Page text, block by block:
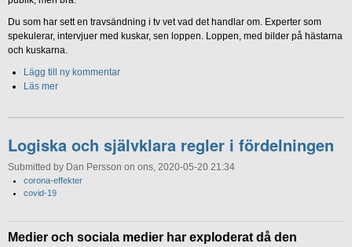
Du som har sett en travsändning i tv vet vad det handlar om. Experter som
spekulerar, intervjuer med kuskar, sen loppen. Loppen, med bilder på hästarna
och kuskarna.
Lägg till ny kommentar
Läs mer
Logiska och självklara regler i fördelningen
Submitted by Dan Persson on ons, 2020-05-20 21:34
corona-effekter
covid-19
Medier och sociala medier har exploderat då den